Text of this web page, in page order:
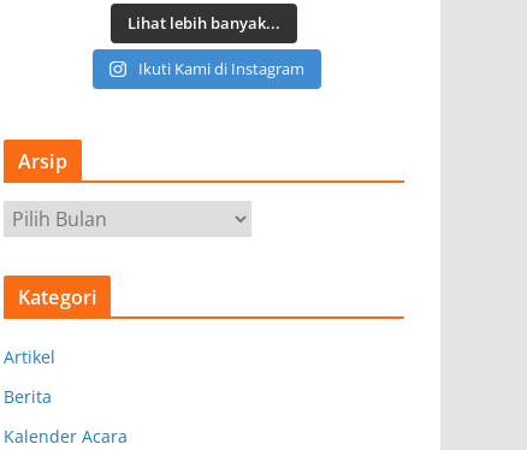
Lihat lebih banyak...
Ikuti Kami di Instagram
Arsip
r
s
Kategori
Artikel
Berita
Kalender Acara